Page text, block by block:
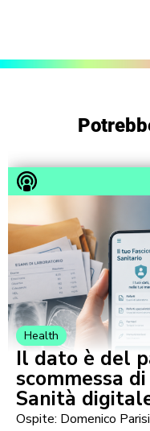
Health
Il dato è del
scommessa
Sanità
Ospite: Domenico Parisi